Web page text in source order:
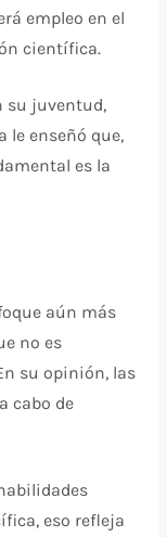
empleo en el
científica.
su juventud,
le enseñó que,
es la
aún más
no es
su opinión, las
cabo de
eso refleja